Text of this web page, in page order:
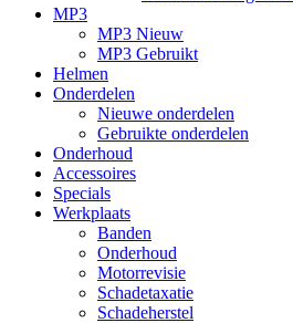
MP3
MP3 Nieuw
MP3 Gebruikt
Helmen
Onderdelen
Nieuwe onderdelen
Gebruikte onderdelen
Onderhoud
Accessoires
Specials
Werkplaats
Banden
Onderhoud
Motorrevisie
Schadetaxatie
Schadeherstel